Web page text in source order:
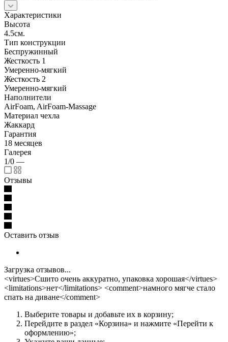
Характеристики
Высота
4.5см.
Тип конструкции
Беспружинный
Жесткость 1
Умеренно-мягкий
Жесткость 2
Умеренно-мягкий
Наполнители
AirFoam, AirFoam-Massage
Материал чехла
Жаккард
Гарантия
18 месяцев
Галерея
1/0 —
Отзывы
Оставить отзыв
Загрузка отзывов...
<virtues>Сшито очень аккуратно, упаковка хорошая</virtues>
<limitations>нет</limitations> <comment>намного мягче стало
спать на диване</comment>
Выберите товары и добавьте их в корзину;
Перейдите в раздел «Корзина» и нажмите «Перейти к
оформлению»;